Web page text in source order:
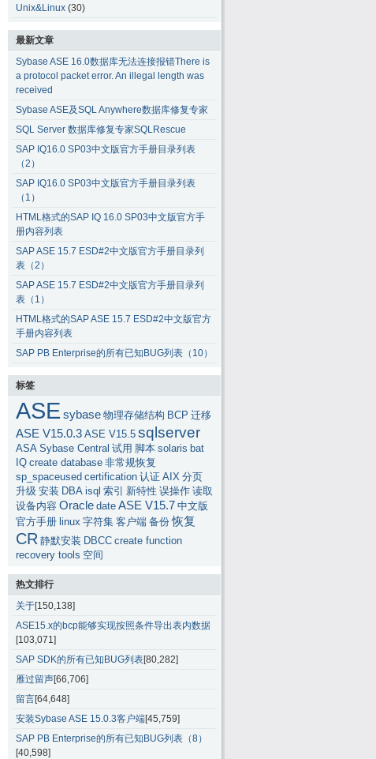
Unix&Linux (30)
最新文章
Sybase ASE 16.0数据库无法连接报错There is
a protocol packet error. An illegal length was
received
Sybase ASE及SQL Anywhere数据库修复专家
SQL Server 数据库修复专家SQLRescue
SAP IQ16.0 SP03中文版官方手册目录列表
（2）
SAP IQ16.0 SP03中文版官方手册目录列表
（1）
HTML格式的SAP IQ 16.0 SP03中文版官方手
册内容列表
SAP ASE 15.7 ESD#2中文版官方手册目录列
表（2）
SAP ASE 15.7 ESD#2中文版官方手册目录列
表（1）
HTML格式的SAP ASE 15.7 ESD#2中文版官方
手册内容列表
SAP PB Enterprise的所有已知BUG列表（10）
标签
ASE sybase 物理存储结构 BCP 迁移
ASE V15.0.3 ASE V15.5 sqlserver
ASA Sybase Central 试用 脚本 solaris bat
IQ create database 非常规恢复
sp_spaceused certification 认证 AIX 分页
升级 安装 DBA isql 索引 新特性 误操作 读取
设备内容 Oracle date ASE V15.7 中文版
官方手册 linux 字符集 客户端 备份 恢复
CR 静默安装 DBCC create function
recovery tools 空间
热文排行
关于[150,138]
ASE15.x的bcp能够实现按照条件导出表内数据
[103,071]
SAP SDK的所有已知BUG列表[80,282]
雁过留声[66,706]
留言[64,648]
安装Sybase ASE 15.0.3客户端[45,759]
SAP PB Enterprise的所有已知BUG列表（8）
[40,598]